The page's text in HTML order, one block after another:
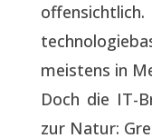
meistens in
Doch die IT-
zur Natur: